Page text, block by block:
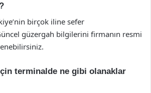
birçok iline sefer
güzergah bilgilerini firmanın resmi
terminalde ne gibi olanaklar